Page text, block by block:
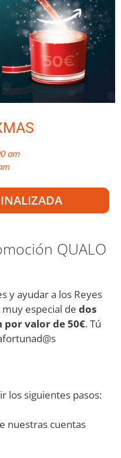
am
QUALO
y ayudar a los Reyes
especial de dos
por valor de 50€. Tú
los siguientes pasos:
nuestras cuentas